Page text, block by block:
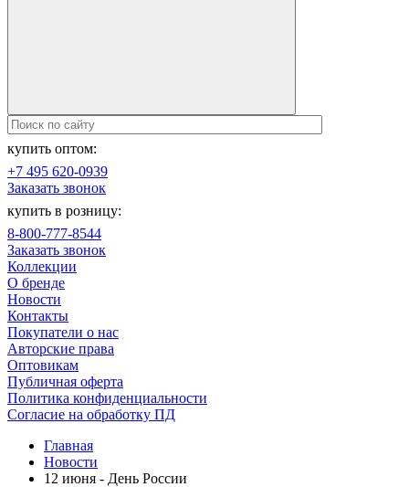
купить оптом:
+7 495 620-0939
Заказать звонок
купить в розницу:
8-800-777-8544
Заказать звонок
Коллекции
О бренде
Новости
Контакты
Покупатели о нас
Авторские права
Оптовикам
Публичная оферта
Политика конфиденциальности
Согласие на обработку ПД
Главная
Новости
12 июня - День России